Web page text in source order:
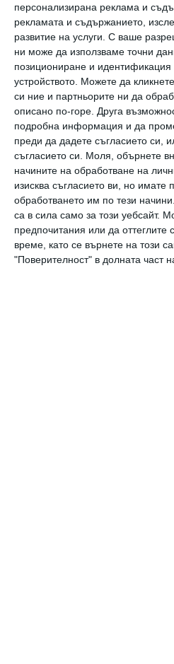
персонализирана реклама и
рекламата и съдържанието,
развитие на услуги. С ваше
ни може да използваме точни
позициониране и идентификация
устройството. Можете да
си ние и партньорите ни да
описано по-горе. Друга
подробна информация и да
преди да дадете съгласието си,
съгласието си.
Моля, обърнете
начините на обработване на
изисква съгласието ви, но имате
обработването им по тези
са в сила само за този уебсайт.
предпочитания или да оттеглите
време, като се върнете на този
"Поверителност" в долната част
Здраве
Ръст и тегло на
Какви са нормите месец
да се дължат
07 август 2019 г.